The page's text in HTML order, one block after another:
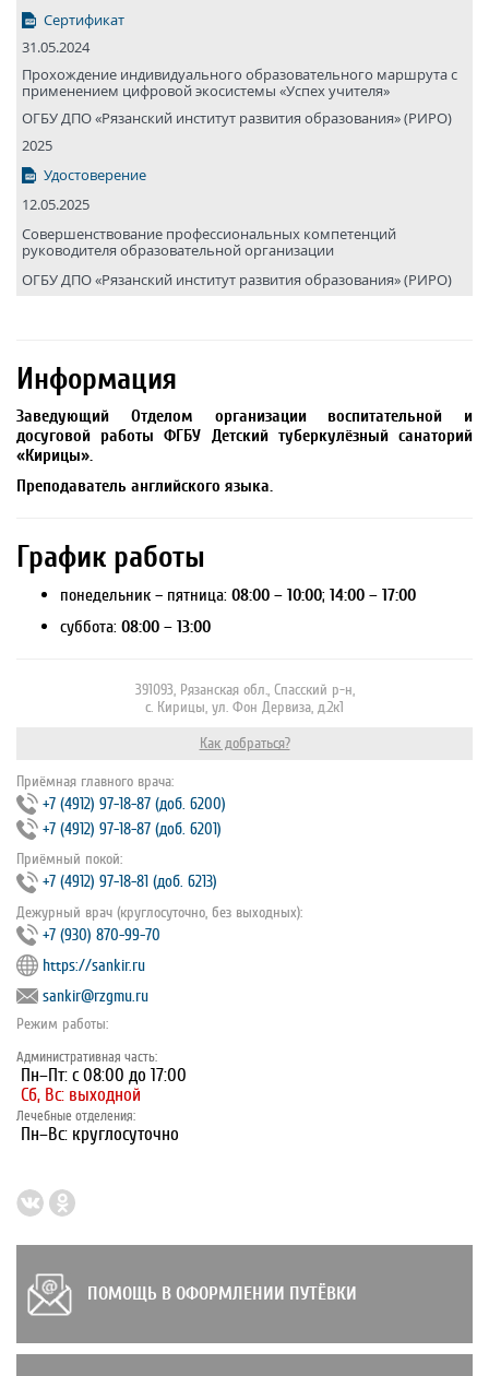
Сертификат
31.05.2024
Прохождение индивидуального образовательного маршрута с
применением цифровой экосистемы «Успех учителя»
ОГБУ ДПО «Рязанский институт развития образования» (РИРО)
2025
Удостоверение
12.05.2025
Совершенствование профессиональных компетенций
руководителя образовательной организации
ОГБУ ДПО «Рязанский институт развития образования» (РИРО)
Информация
Заведующий Отделом организации воспитательной и
досуговой работы ФГБУ Детский туберкулёзный санаторий
«Кирицы».
Преподаватель английского языка.
График работы
понедельник – пятница: 08:00 – 10:00; 14:00 – 17:00
суббота: 08:00 – 13:00
391093, Рязанская обл., Спасский р-н,
с. Кирицы, ул. Фон Дервиза, д.2к1
Как добраться?
Приёмная главного врача:
+7 (4912) 97‐18‐87 (доб. 6200)
+7 (4912) 97‐18‐87 (доб. 6201)
Приёмный покой:
+7 (4912) 97‐18‐81 (доб. 6213)
Дежурный врач (круглосуточно, без выходных):
+7 (930) 870-99-70
https://sankir.ru
sankir@rzgmu.ru
Режим работы:
Административная часть:
Пн–Пт: с 08:00 до 17:00
Сб, Вс: выходной
Лечебные отделения:
Пн–Вс: круглосуточно
ПОМОЩЬ В ОФОРМЛЕНИИ ПУТЁВКИ